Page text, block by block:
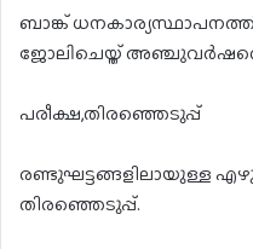
ബാങ്ക്
ജോലിചെയ്ത്
പരീക്ഷ,തിരഞ്ഞെടുപ്പ്
രണ്ടുഘട്ടങ്ങളിലായുള്ള
തിരഞ്ഞെടുപ്പ്.